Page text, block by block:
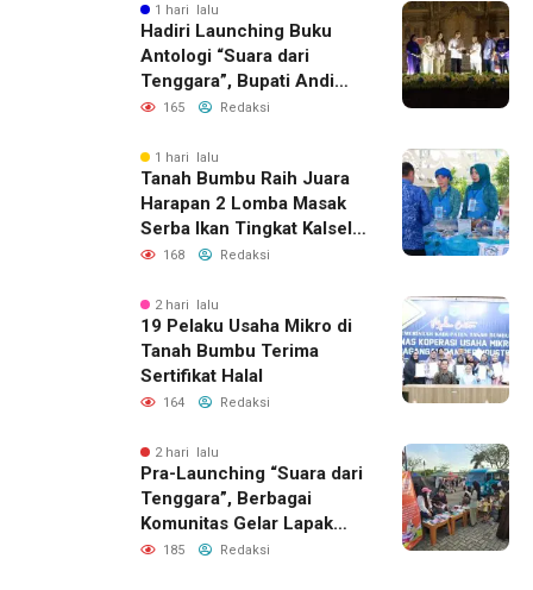
1 hari lalu
Hadiri Launching Buku
Antologi “Suara dari
Tenggara”, Bupati Andi
Rudi Latif Apresiasi
Bumi Bersujud
165 Redaksi
1 hari lalu
Tanah Bumbu Raih Juara
Harapan 2 Lomba Masak
Serba Ikan Tingkat Kalsel
2026
168 Redaksi
2 hari lalu
19 Pelaku Usaha Mikro di
Tanah Bumbu Terima
Sertifikat Halal
164 Redaksi
2 hari lalu
Pra-Launching “Suara dari
Tenggara”, Berbagai
Komunitas Gelar Lapak
Baca di Bandara Bersujud
185 Redaksi